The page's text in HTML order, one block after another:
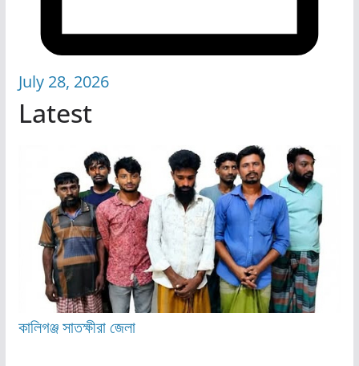
July 28, 2026
Latest
কালিগঞ্জসাতক্ষীরা জেলা